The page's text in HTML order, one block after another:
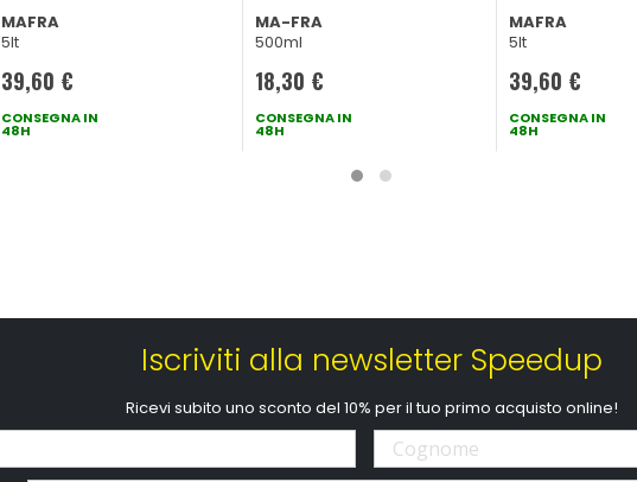
MAFRA
5lt
39,60 €
CONSEGNA IN
48H
MA-FRA
500ml
18,30 €
CONSEGNA IN
48H
MAFRA
5lt
39,60 €
CONSEGNA IN
48H
Iscriviti alla newsletter Speedup
Ricevi subito uno sconto del 10% per il tuo primo acquisto online!